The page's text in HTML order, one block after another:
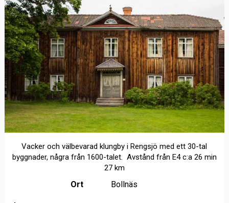
Vacker och välbevarad klungby i Rengsjö med ett 30-tal
byggnader, några från 1600-talet. Avstånd från E4 c:a 26 min
27 km
Ort Bollnäs